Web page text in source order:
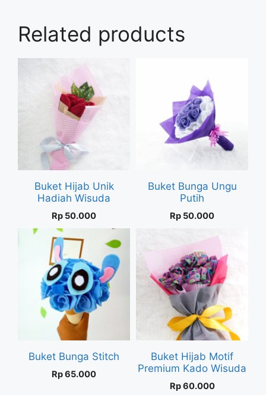
Related products
Buket Hijab Unik
Hadiah Wisuda
Rp 50.000
Buket Bunga Ungu
Putih
Rp 50.000
Buket Bunga Stitch
Rp65.000
Buket Hijab Motif
Premium Kado Wisuda
Rp60.000